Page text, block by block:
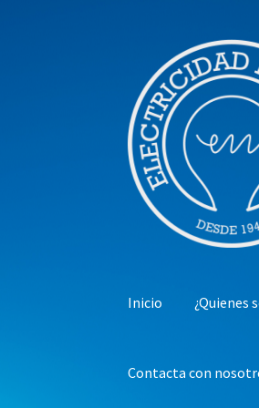
la
navegación
contenido
Inicio ¿Quienes
Contacta con